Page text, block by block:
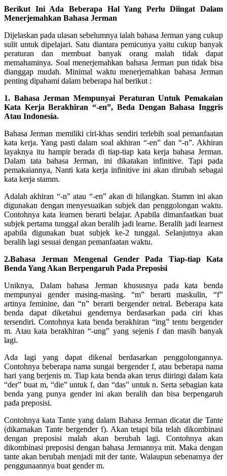
Berikut Ini Ada Beberapa Hal Yang Perlu Diingat Dalam
Menerjemahkan Bahasa Jerman
Dijelaskan pada ulasan sebelumnya ialah bahasa Jerman yang cukup
sulit untuk dipelajari. Satu diantara pemicunya yaitu cukup banyak
peraturan dan membuat banyak orang malah tidak dapat
memahaminya. Soal menerjemahkan bahasa Jerman pun tidak bisa
dianggap mudah. Minimal waktu menerjemahkan bahasa Jerman
penting dipahami dalam beberapa hal berikut :
1. Bahasa Jerman Mempunyai Peraturan Untuk Pemakaian
Kata Kerja Berakhiran “-en”, Beda Dengan Bahasa Inggris
Atau Indonesia.
Bahasa Jerman memiliki ciri-khas sendiri terlebih soal pemanfaatan
kata kerja. Yang pasti dalam soal akhiran “-en” dan “-n”. Akhiran
layaknya itu hampir berada di tiap-tiap kata kerja bahasa Jerman.
Dalam tata bahasa Jerman, ini dikatakan infinitive. Tapi pada
pemakaiannya, Nanti kata kerja infinitive ini akan dirubah sebagai
kata kerja stamm.
Adalah akhiran “-n” atau “-en” akan di hilangkan. Stamm ini akan
digunakan dengan menyesuaikan subjek dan penggolongan waktu.
Contohnya kata learnen berarti belajar. Apabila dimanfaatkan buat
subjek pertama tunggal akan beralih jadi learne. Beralih jadi learnest
apabila digunakan buat subjek ke-2 tunggal. Selanjutnya akan
beralih lagi sesuai dengan pemanfaatan waktu.
2.Bahasa Jerman Mengenal Gender Pada Tiap-tiap Kata
Benda Yang Akan Berpengaruh Pada Preposisi
Uniknya, Dalam bahasa Jerman khususnya pada kata benda
mempunyai gender masing-masing. “m” berarti maskulin, “f”
artinya feminine, dan “n” berarti bergender netral. Beberapa kata
benda dapat diketahui gendernya berdasarkan pada ciri khas
tersendiri. Contohnya kata benda berakhiran “ing” tentu bergender
m. Atau kata berakhiran “-ung” yang sejenis f dan masih banyak
lagi.
Ada lagi yang dapat dikenal berdasarkan penggolongannya.
Contohnya beberapa nama sungai bergender f, atau beberapa nama
hari yang berjenis m. Tiap kata benda akan terus diiringi dalam kata
“der” buat m, “die” untuk f, dan “das” untuk n. Serta sebagian kata
benda yang punya gender ini akan beralih dan bisa berpengaruh
pada preposisi.
Contohnya kata Tante yang dalam Bahasa Jerman dicatat die Tante
(dikarnakan Tante bergender f). Akan tetapi bila telah dikombinasi
dengan preposisi malah akan berubah lagi. Contohnya akan
dikombinasi preposisi dengan bahasa Jermannya mit. Maka dengan
tante akan berubah menjadi mit der tante. Walaupun sebenarnya der
penggunaannya buat gender m.